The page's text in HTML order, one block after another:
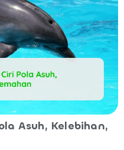
Asuh, Kelebihan,